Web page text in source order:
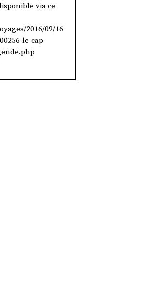
via ce
2016/09/16
le-cap-